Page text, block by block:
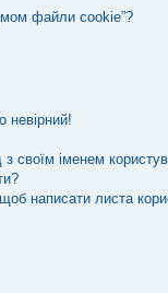
файли cookie”?
невірний!
своїм іменем
написати листа